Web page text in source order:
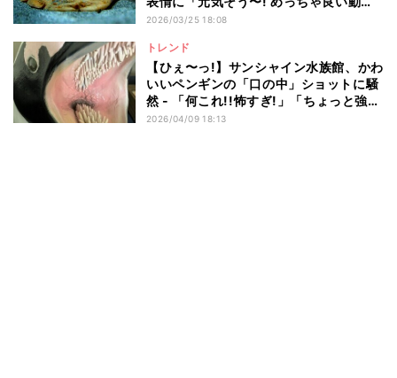
笑」「やーめーろーやー! って言ってる
2026/03/25 18:08
トレンド
【ひぇ〜っ!】サンシャイン水族館、かわ
いいペンギンの「口の中」ショットに騒
然 - 「何これ!!怖すぎ!」「ちょっと強烈
でびっくりしてる。。。」
2026/04/09 18:13